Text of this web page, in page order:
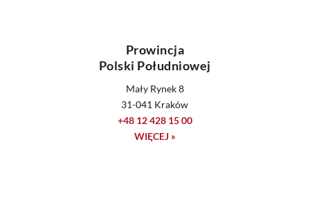
Prowincja
Polski Południowej
Mały Rynek 8
31-041 Kraków
+48 12 428 15 00
WIĘCEJ »